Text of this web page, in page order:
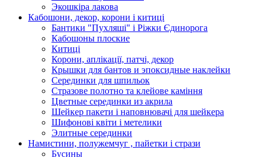
Экошкiра лакова
Кабошони, декор, корони і китиці
Бантики "Пухляші" і Ріжки Єдинорога
Кабошоны плоские
Китиці
Корони, аплікації, патчі, декор
Крышки для бантов и эпоксидные наклейки
Серединки для шпильок
Стразове полотно та клейове каміння
Цветные серединки из акрила
Шейкер пакети і наповнювачі для шейкера
Шифонові квіти і метелики
Элитные серединки
Намистини, полужемчуг , пайетки і стрази
Бусины